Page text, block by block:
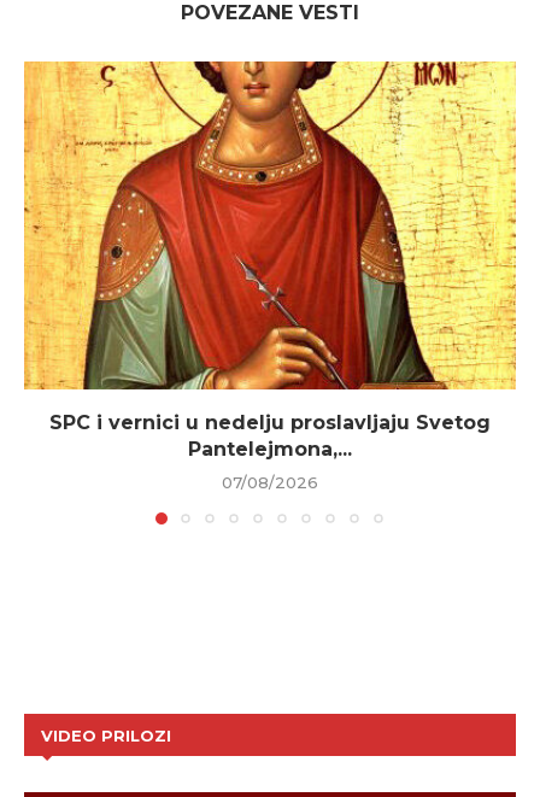
POVEZANE VESTI
SPC i vernici u nedelju proslavljaju Svetog
Pantelejmona,...
07/08/2026
VIDEO PRILOZI